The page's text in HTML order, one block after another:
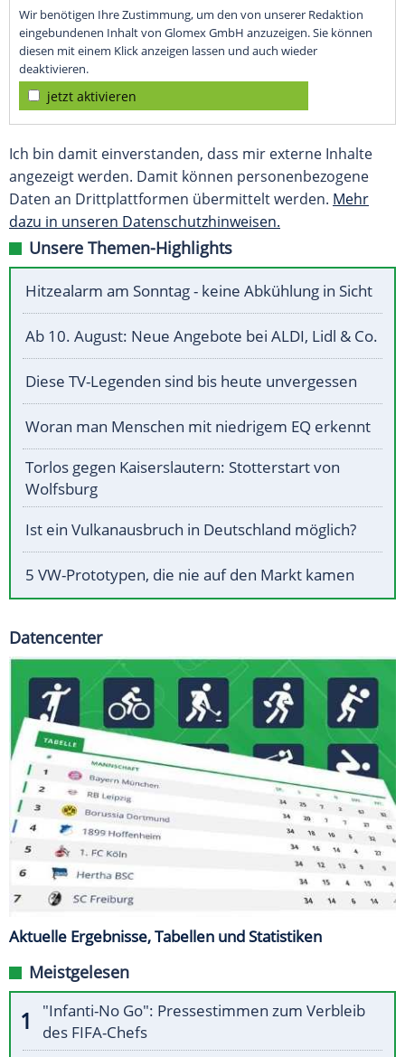
Wir benötigen Ihre Zustimmung, um den von unserer Redaktion
eingebundenen Inhalt von Glomex GmbH anzuzeigen. Sie können
diesen mit einem Klick anzeigen lassen und auch wieder
deaktivieren.
jetzt aktivieren
Ich bin damit einverstanden, dass mir externe Inhalte
angezeigt werden. Damit können personenbezogene
Daten an Drittplattformen übermittelt werden. Mehr
dazu in unseren Datenschutzhinweisen.
Unsere Themen-Highlights
Hitzealarm am Sonntag - keine Abkühlung in Sicht
Ab 10. August: Neue Angebote bei ALDI, Lidl & Co.
Diese TV-Legenden sind bis heute unvergessen
Woran man Menschen mit niedrigem EQ erkennt
Torlos gegen Kaiserslautern: Stotterstart von
Wolfsburg
Ist ein Vulkanausbruch in Deutschland möglich?
5 VW-Prototypen, die nie auf den Markt kamen
Datencenter
Aktuelle Ergebnisse, Tabellen und Statistiken
Meistgelesen
"Infanti-No Go": Pressestimmen zum Verbleib
des FIFA-Chefs